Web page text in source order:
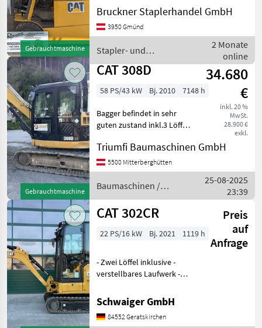
Gebrauchtmaschine
Frontstapler/Gabelstapler,
Kabine, Klimaanlage,
Zusatz-Hydraulikkreis
Betriebsstunden: 6800
Hubkraft: 2500 kg Hubhöhe:
Bruckner Staplerhandel GmbH
3950 Gmünd
Stapler- und
Lagertechnik / CAT
2 Monate
online
Gebrauchtmaschine
CAT 308D
34.680
€
inkl. 20 %
MwSt.
28.900 €
exkl.
58 PS/43 kW Bj. 2010 7148 h
Bagger befindet in sehr
guten zustand inkl.3 Löffel
Baumaschinen Minibagger
Triumfi Baumaschinen GmbH
5500 Mitterberghütten
Baumaschinen /
CAT
25-08-2025
23:39
CAT 302CR
Preis
auf
Anfrage
22 PS/16 kW Bj. 2021 1119 h
- Zwei Löffel inklusive -
verstellbares Laufwerk -
Minibagger
Schwaiger GmbH
84552 Geratskirchen